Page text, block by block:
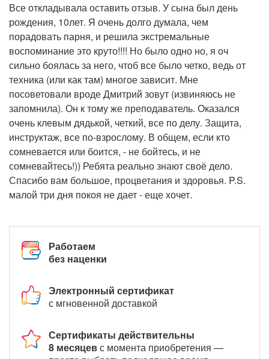
Все откладывала оставить отзыв. У сына был день
рождения, 10лет. Я очень долго думала, чем
порадовать парня, и решила экстремальные
воспоминание это круто!!!! Но было одно но, я оч
сильно боялась за него, чтоб все было четко, ведь от
техника (или как там) многое зависит. Мне
посоветовали вроде Дмитрий зовут (извиняюсь не
запомнила). Он к тому же преподаватель. Оказался
очень клевым дядькой, четкий, все по делу. Защита,
инструктаж, все по-взрослому. В общем, если кто
сомневается или боится, - не бойтесь, и не
сомневайтесь!)) Ребята реально знают своё дело.
Спасибо вам большое, процветания и здоровья. P.S.
малой три дня покоя не дает - еще хочет.
Работаем
без наценки
Электронный сертификат
с мгновенной доставкой
Сертификаты действительны
8 месяцевс момента приобретения —